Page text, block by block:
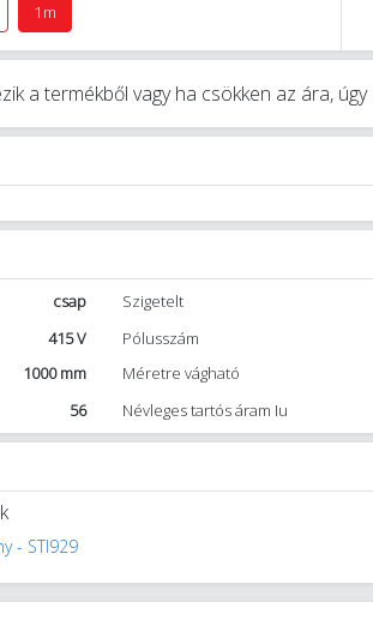
1m
a termékből vagy ha csökken az ára, úgy
csap
Szigetelt
415 V Pólusszám
1000 mm
Méretre vágható
56 Névleges tartós áram Iu
- STI929